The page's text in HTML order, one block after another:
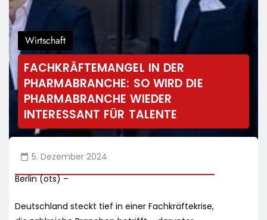
Wirtschaft
FACHKRÄFTEMANGEL IN DER
PHARMABRANCHE: SO WIRD DIE
PHARMABRANCHE WIEDER
INTERESSANT FÜR TALENTE
5. Dezember 2024
Berlin (ots) –
Deutschland steckt tief in einer Fachkräftekrise,